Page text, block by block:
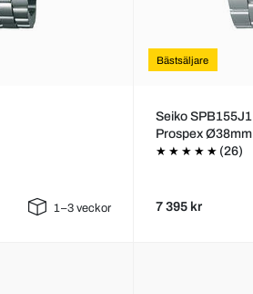
1–3 veckor
Bästsäljare
Seiko SPB155J1
Prospex Ø38mm
(26)
7 395 kr